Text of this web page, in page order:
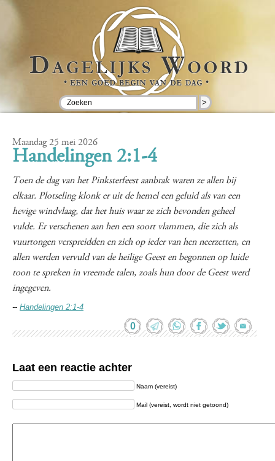
>
Maandag 25 mei 2026
Handelingen 2:1-4
Toen de dag van het Pinksterfeest aanbrak waren ze allen bij
elkaar. Plotseling klonk er uit de hemel een geluid als van een
hevige windvlaag, dat het huis waar ze zich bevonden geheel
vulde. Er verschenen aan hen een soort vlammen, die zich als
vuurtongen verspreidden en zich op ieder van hen neerzetten, en
allen werden vervuld van de heilige Geest en begonnen op luide
toon te spreken in vreemde talen, zoals hun door de Geest werd
ingegeven.
-- Handelingen 2:1-4
0
Laat een reactie achter
Naam (vereist)
Mail (vereist, wordt niet getoond)